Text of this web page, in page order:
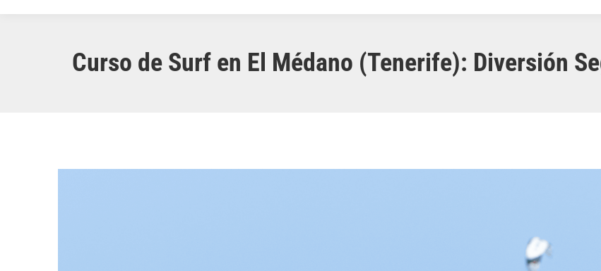
Curso de Surf en El Médano (Tenerife): Diversión